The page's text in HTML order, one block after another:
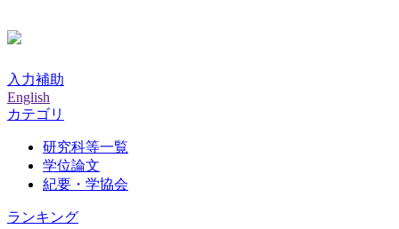
入力補助
English
カテゴリ
研究科等一覧
学位論文
紀要・学協会
ランキング